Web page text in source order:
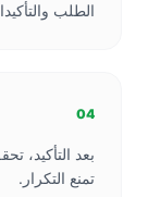
الطلب
04
تمنع التكرار.